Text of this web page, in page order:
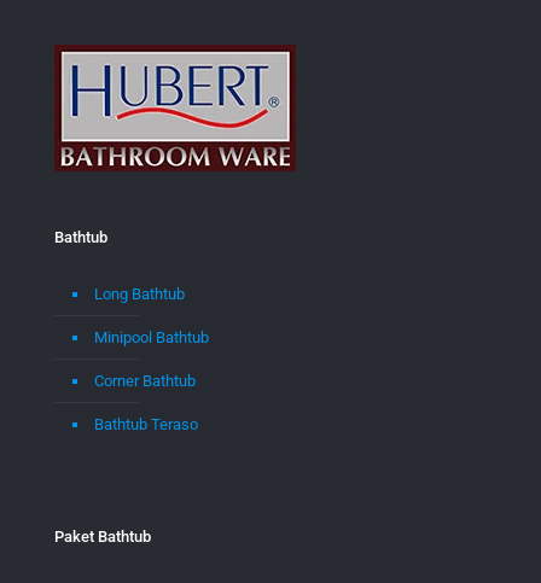
Bathtub
Long Bathtub
Minipool Bathtub
Corner Bathtub
Bathtub Teraso
Paket Bathtub